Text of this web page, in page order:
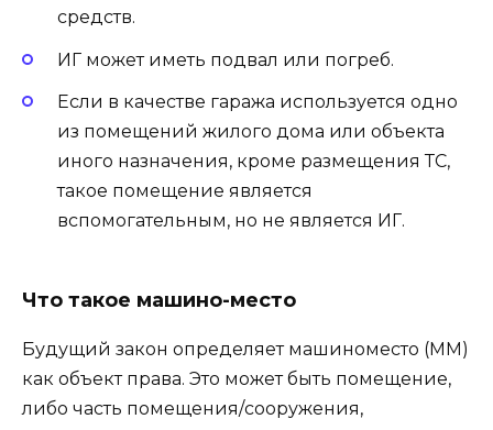
средств.
ИГ может иметь подвал или погреб.
Если в качестве гаража используется одно
из помещений жилого дома или объекта
иного назначения, кроме размещения ТС,
такое помещение является
вспомогательным, но не является ИГ.
Что такое машино-место
Будущий закон определяет машиноместо (ММ)
как объект права. Это может быть помещение,
либо часть помещения/сооружения,